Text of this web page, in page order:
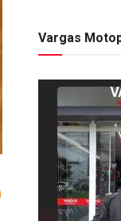
Vargas